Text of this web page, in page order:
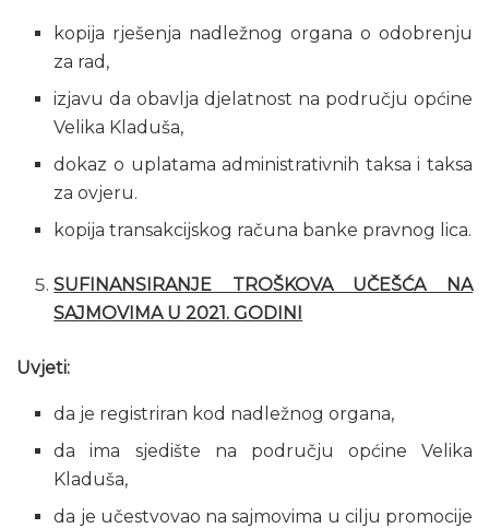
kopija rješenja nadležnog organa o odobrenju
za rad,
izjavu da obavlja djelatnost na području općine
Velika Kladuša,
dokaz o uplatama administrativnih taksa i taksa
za ovjeru.
kopija transakcijskog računa banke pravnog lica.
SUFINANSIRANJE TROŠKOVA UČEŠĆA NA
SAJMOVIMA U 2021. GODINI
Uvjeti:
da je registriran kod nadležnog organa,
da ima sjedište na području općine Velika
Kladuša,
da je učestvovao na sajmovima u cilju promocije